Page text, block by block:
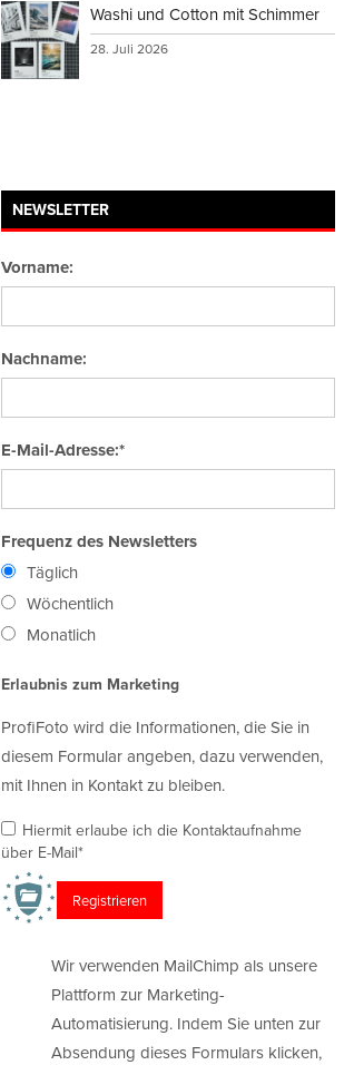
Washi und Cotton mit Schimmer
28. Juli 2026
NEWSLETTER
Vorname:
Nachname:
E-Mail-Adresse:*
Frequenz des Newsletters
Täglich
Wöchentlich
Monatlich
Erlaubnis zum Marketing
ProfiFoto wird die Informationen, die Sie in
diesem Formular angeben, dazu verwenden,
mit Ihnen in Kontakt zu bleiben.
Hiermit erlaube ich die Kontaktaufnahme
über E-Mail*
Wir verwenden MailChimp als unsere
Plattform zur Marketing-
Automatisierung. Indem Sie unten zur
Absendung dieses Formulars klicken,